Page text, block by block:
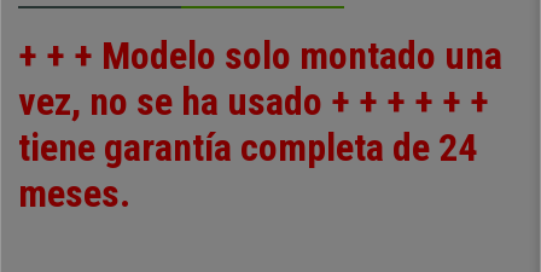
+ + + Modelo solo montado una
vez, no se ha usado + + + + + +
tiene garantía completa de 24
meses.